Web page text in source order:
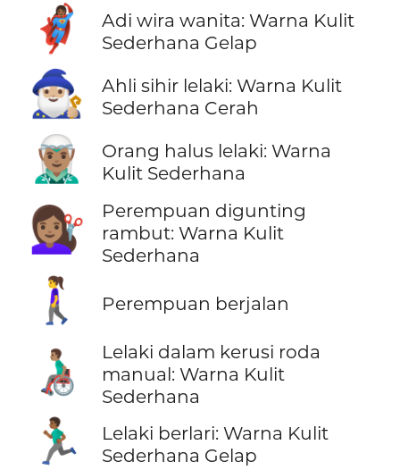
🦸🏾‍♀️
Adi wira wanita: Warna Kulit
Sederhana Gelap
🧙🏼‍♂️
Ahli sihir lelaki: Warna Kulit
Sederhana Cerah
🧝🏽‍♂️
Orang halus lelaki: Warna
Kulit Sederhana
💇🏽‍♀️
Perempuan digunting
rambut: Warna Kulit
Sederhana
🚶‍♀️ Perempuan berjalan
👨🏽‍🦽
Lelaki dalam kerusi roda
manual: Warna Kulit
Sederhana
🏃🏾‍♂️
Lelaki berlari: Warna Kulit
Sederhana Gelap